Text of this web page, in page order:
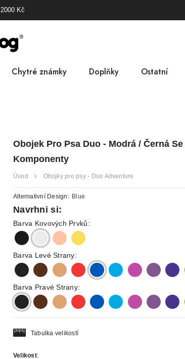
2000Kč
Chytré známky Doplňky Ostatní
Obojek Pro Psa Duo - Modrá / Černá
Komponenty
Úvod Obojky pro psy - Duo Adventure
Alternativní Design: Blue
Navrhni si:
Barva Kovových Prvků:
black silver rosegoldgold
Barva Levé Strany:
black darkbrownlightbrown blue lightbluelightpurplepurpur purple
Barva Pravé Strany:
black darkbrownlightbrown blue lightbluelightpurplepurpur purple
Tabulka velikostí
Velikost: